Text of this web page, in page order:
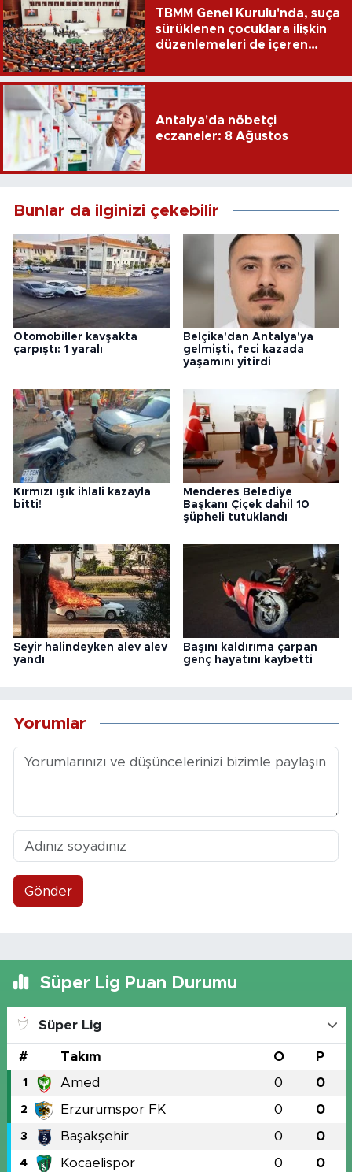
TBMM Genel Kurulu'nda, suça
sürüklenen çocuklara ilişkin
düzenlemeleri de içeren
edildi
Antalya'da nöbetçi
eczaneler: 8 Ağustos
Bunlar da ilginizi çekebilir
Otomobiller kavşakta
çarpıştı: 1 yaralı
Belçika'dan Antalya'ya
gelmişti, feci kazada
yaşamını yitirdi
Kırmızı ışık ihlali kazayla
bitti!
Menderes Belediye
Başkanı Çiçek dahil 10
şüpheli tutuklandı
Seyir halindeyken alev alev
yandı
Başını kaldırıma çarpan
genç hayatını kaybetti
Yorumlar
Gönder
Süper Lig Puan Durumu
Süper Lig
# Takım O P
1 Amed 0 0
2 Erzurumspor FK 0 0
3 Başakşehir 0 0
4 Kocaelispor 0 0